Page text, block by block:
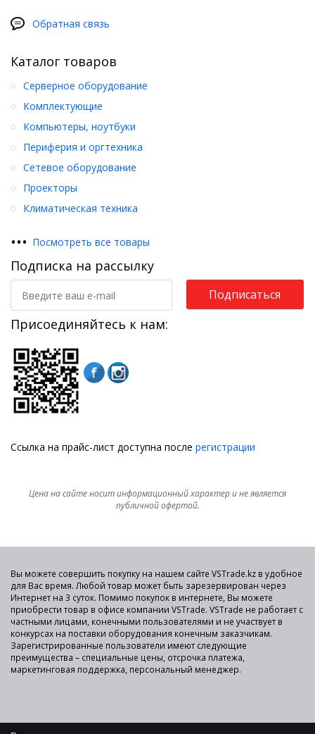
Обратная связь
Каталог товаров
Серверное оборудование
Комплектующие
Компьютеры, ноутбуки
Периферия и оргтехника
Сетевое оборудование
Проекторы
Климатическая техника
••• Посмотреть все товары
Подписка на рассылку
Подписаться
Присоединяйтесь к нам:
Ссылка на прайс-лист доступна после регистрации
Цена на сайте носит информационный характер и не является
публичной офертой.
Вы можете совершить покупку на нашем сайте VSTrade.kz в удобное
для Вас время. Любой товар может быть зарезервирован через
Интернет на 3 суток. Помимо покупок в интернете, Вы можете
приобрести товар в офисе компании VSTrade. VSTrade не работает с
частными лицами, конечными пользователями и не участвует в
конкурсах на поставки оборудования конечным заказчикам.
Зарегистрированные пользователи имеют следующие
преимущества – специальные цены, отсрочка платежа,
маркетинговая поддержка, персональный менеджер.